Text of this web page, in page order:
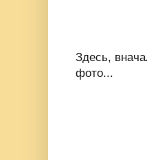
Здесь,
фото...